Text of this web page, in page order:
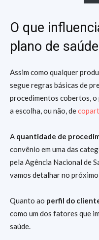
O que
plano de
Assim como qualquer
segue regras básicas de
procedimentos cobertos,
a escolha, ou não, de
A quantidade de
convênio em uma das
pela Agência Nacional de
vamos detalhar no
Quanto ao perfil do
como um dos fatores que
saúde.